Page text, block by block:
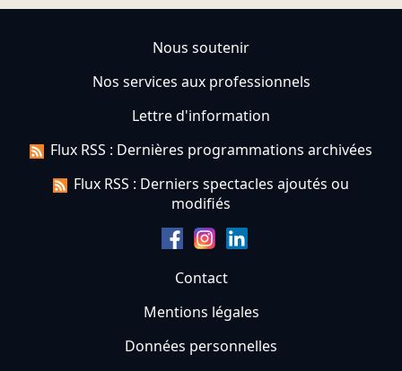
Nous soutenir
Nos services aux professionnels
Lettre d'information
Flux RSS : Dernières programmations archivées
Flux RSS : Derniers spectacles ajoutés ou
modifiés
Contact
Mentions légales
Données personnelles